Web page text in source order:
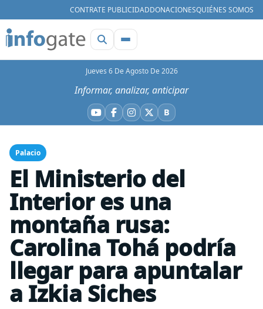
CONTRATE PUBLICIDADDONACIONESQUIÉNES SOMOS
Jueves 6 De Agosto De 2026
Informar, analizar, anticipar
YouTube
Facebook
Instagram
X BBluesky
Palacio
El Ministerio del
Interior es una
montaña rusa:
Carolina Tohá podría
llegar para apuntalar
a Izkia Siches